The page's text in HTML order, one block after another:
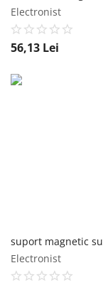
Electronist
56,13 Lei
Electronist